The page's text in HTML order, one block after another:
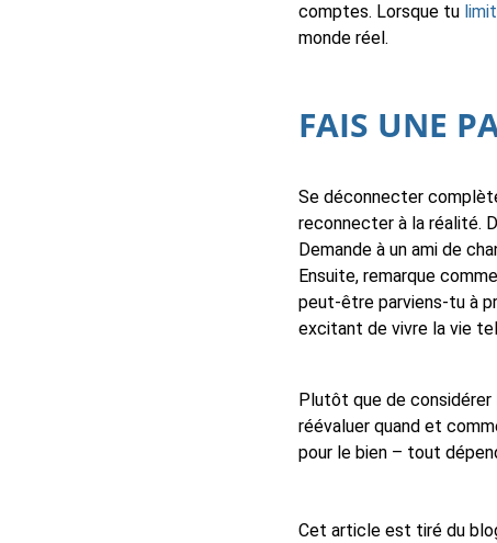
comptes. Lorsque tu
monde réel.
FAIS UNE
Se déconnecter
reconnecter à la réalité.
Demande à un ami de
Ensuite, remarque
peut-être parviens-tu à
excitant de vivre la vie
Plutôt que de considérer
réévaluer quand et
pour le bien – tout
Cet article est tiré du